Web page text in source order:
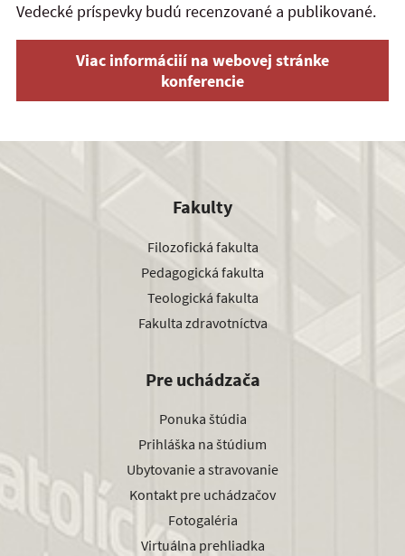
Vedecké príspevky budú recenzované a publikované.
Viac informáciií na webovej stránke
konferencie
Fakulty
Filozofická fakulta
Pedagogická fakulta
Teologická fakulta
Fakulta zdravotníctva
Pre uchádzača
Ponuka štúdia
Prihláška na štúdium
Ubytovanie a stravovanie
Kontakt pre uchádzačov
Fotogaléria
Virtuálna prehliadka